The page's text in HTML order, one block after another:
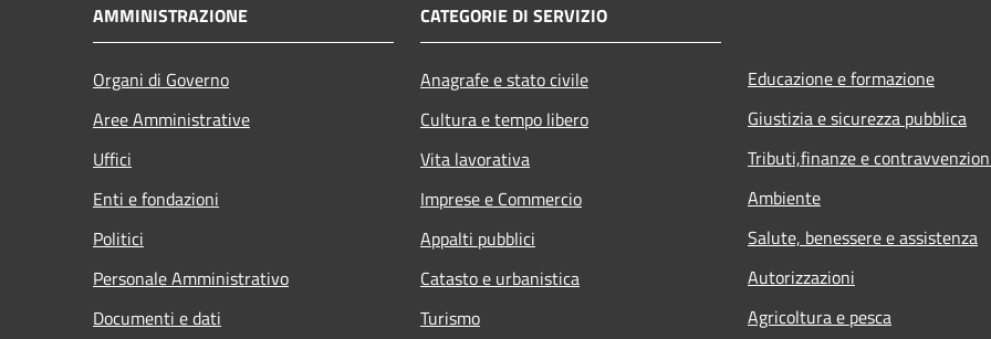
AMMINISTRAZIONE
Organi di Governo
Aree Amministrative
Uffici
Enti e fondazioni
Politici
Personale Amministrativo
Documenti e dati
CATEGORIE DI SERVIZIO
Anagrafe e stato civile
Cultura e tempo libero
Vita lavorativa
Imprese e Commercio
Appalti pubblici
Catasto e urbanistica
Turismo
Educazione e formazione
Giustizia e sicurezza pubblica
Tributi,finanze e
Ambiente
Salute, benessere e assistenza
Autorizzazioni
Agricoltura e pesca